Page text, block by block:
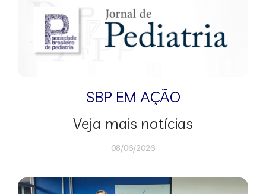
SBP EM AÇÃO
Veja mais notícias
08/06/2026